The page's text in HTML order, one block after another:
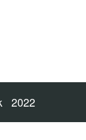
2022